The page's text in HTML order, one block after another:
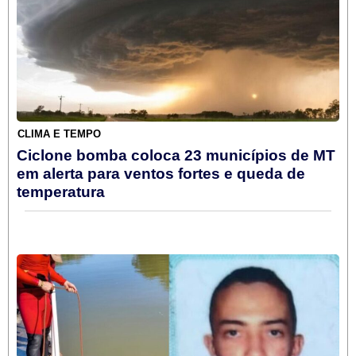
CLIMA E TEMPO
Ciclone bomba coloca 23 municípios de MT
em alerta para ventos fortes e queda de
temperatura